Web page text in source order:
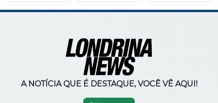
A NOTÍCIA QUE É DESTAQUE, VOCÊ VÊ AQUI!